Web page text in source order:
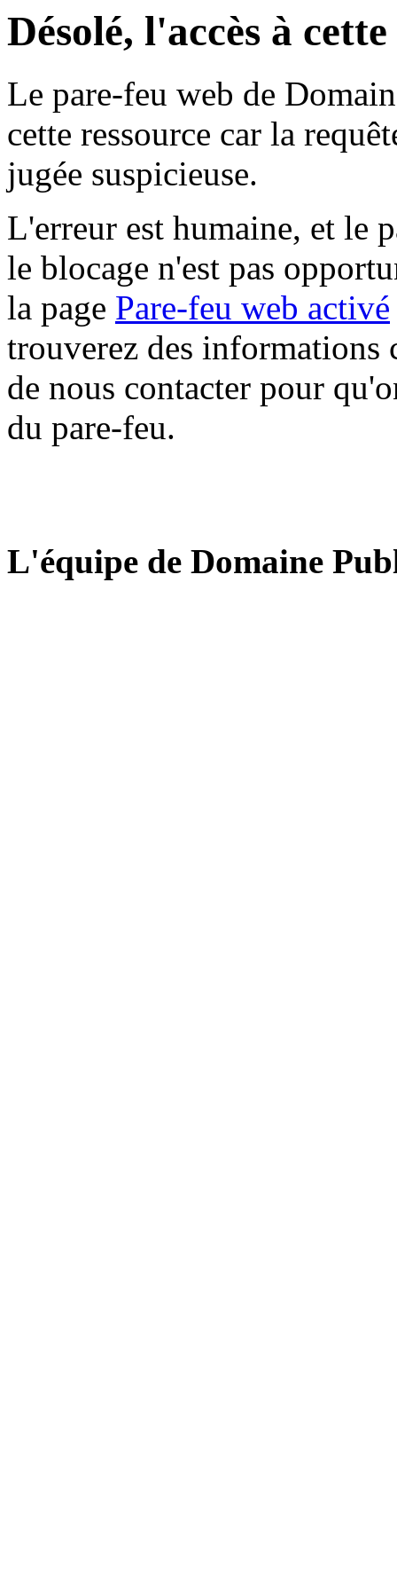
Désolé, l'accès à
Le pare-feu web de
cette ressource car la
jugée suspicieuse.
L'erreur est humaine, et le
le blocage n'est pas
la page Pare-feu web activé
trouverez des informations
de nous contacter pour
du pare-feu.
L'équipe de Domaine